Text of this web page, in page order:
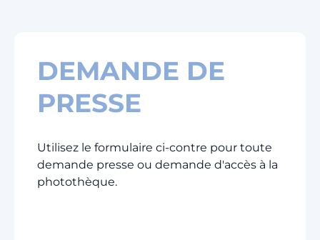
DEMANDE DE
PRESSE
Utilisez le formulaire ci-contre pour toute
demande presse ou demande d'accès à la
photothèque.